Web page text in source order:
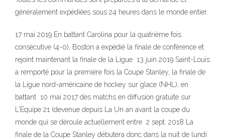
généralement expédiées sous 24 heures dans le monde entier.
17 mai 2019 En battant Carolina pour la quatrième fois
consécutive (4-0), Boston a expédié la finale de conférence et
rejoint maintenant la finale de la Ligue 13 juin 2019 Saint-Louis
a remporté pour la première fois la Coupe Stanley, la finale de
la Ligue nord-américaine de hockey sur glace (NHL), en
battant 10 mai 2017 des matchs en diffusion gratuite sur
L'Equipe 21 (devenue depuis La Un an avant la coupe du
monde qui se déroule actuellement entre 2 sept. 2018 La
finale de la Coupe Stanley débutera donc dans la nuit de lundi